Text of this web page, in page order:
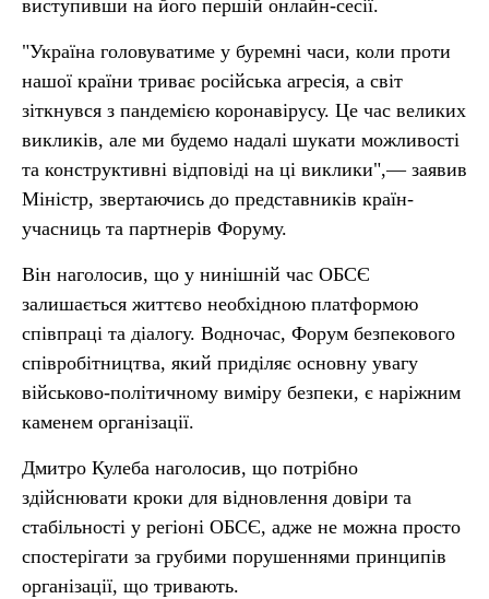
виступивши на його першій онлайн-сесії.
"Україна головуватиме у буремні часи, коли проти
нашої країни триває російська агресія, а світ
зіткнувся з пандемією коронавірусу. Це час великих
викликів, але ми будемо надалі шукати можливості
та конструктивні відповіді на ці виклики",— заявив
Міністр, звертаючись до представників країн-
учасниць та партнерів Форуму.
Він наголосив, що у нинішній час ОБСЄ
залишається життєво необхідною платформою
співпраці та діалогу. Водночас, Форум безпекового
співробітництва, який приділяє основну увагу
військово-політичному виміру безпеки, є наріжним
каменем організації.
Дмитро Кулеба наголосив, що потрібно
здійснювати кроки для відновлення довіри та
стабільності у регіоні ОБСЄ, адже не можна просто
спостерігати за грубими порушеннями принципів
організації, що тривають.